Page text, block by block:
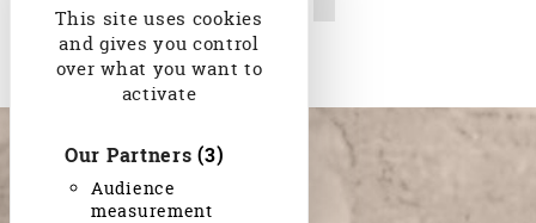
This site uses cookies
and gives you control
over what you want to
activate
Our Partners(3)
Audience
measurement